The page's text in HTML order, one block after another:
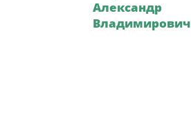
Александр
Владимирович